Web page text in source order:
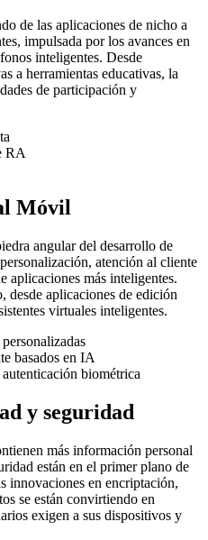
de las aplicaciones de nicho a
impulsada por los avances en
inteligentes. Desde
a herramientas educativas, la
de participación y
RA
Móvil
angular del desarrollo de
atención al cliente
aplicaciones más inteligentes.
desde aplicaciones de edición
virtuales inteligentes.
basados en IA
biométrica
y seguridad
más información personal
están en el primer plano de
innovaciones en encriptación,
se están convirtiendo en
exigen a sus dispositivos y